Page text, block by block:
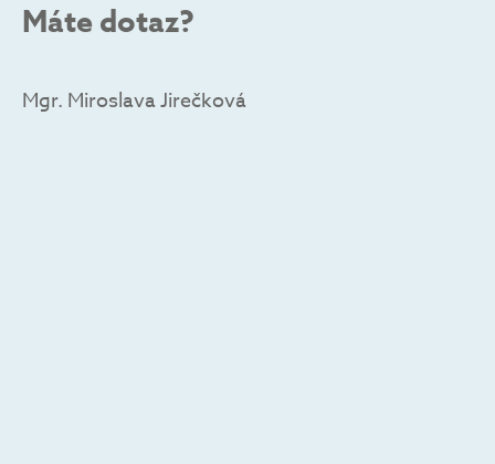
Máte dotaz?
Mgr. Miroslava Jirečková